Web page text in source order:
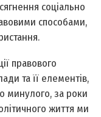
соціально
способами,
правового
та її елементів,
минулого, за роки
життя ми